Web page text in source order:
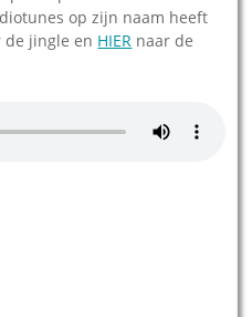
op zijn naam heeft
jingle en HIER naar de